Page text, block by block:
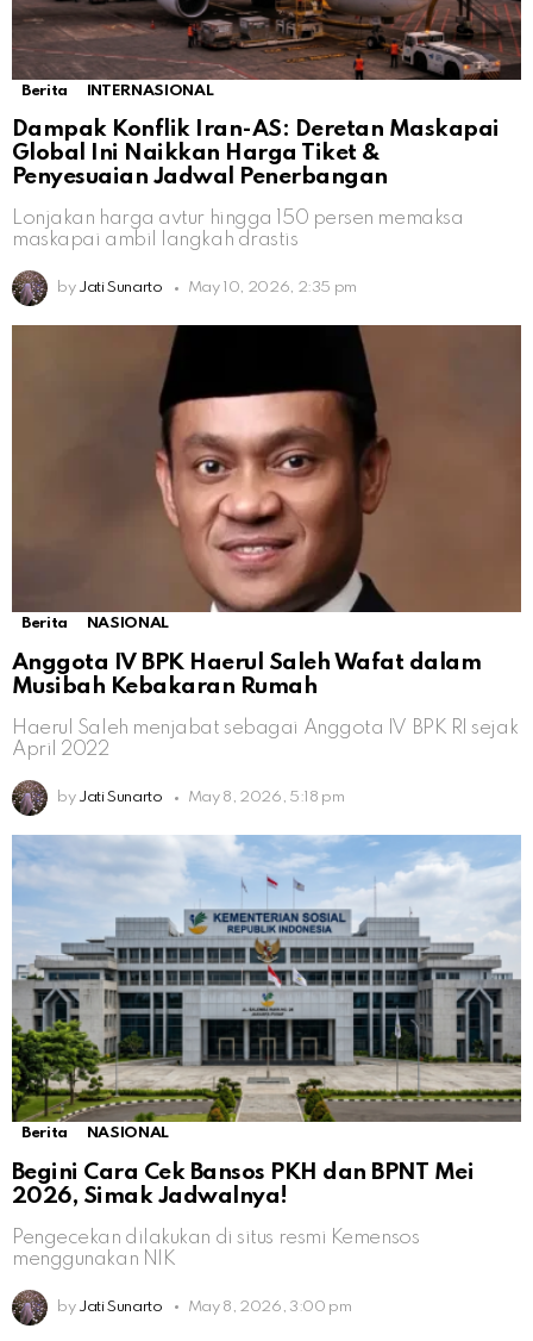
Berita INTERNASIONAL
Dampak Konflik Iran-AS: Deretan Maskapai
Global Ini Naikkan Harga Tiket &
Penyesuaian Jadwal Penerbangan
Lonjakan harga avtur hingga 150 persen memaksa
maskapai ambil langkah drastis
by Jati Sunarto May 10, 2026, 2:35 pm
Berita NASIONAL
Anggota IV BPK Haerul Saleh Wafat dalam
Musibah Kebakaran Rumah
Haerul Saleh menjabat sebagai Anggota IV BPK RI sejak
April 2022
by Jati Sunarto May 8, 2026, 5:18 pm
Berita NASIONAL
Begini Cara Cek Bansos PKH dan BPNT Mei
2026, Simak Jadwalnya!
Pengecekan dilakukan di situs resmi Kemensos
menggunakan NIK
by Jati Sunarto May 8, 2026, 3:00 pm